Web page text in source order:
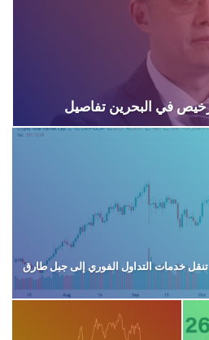
منصة هوبي برو Huobi Global تنقل خدمات التداول الفوري إلى جبل طارق